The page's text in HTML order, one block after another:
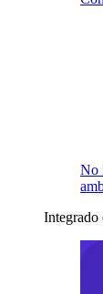
No
Integrado